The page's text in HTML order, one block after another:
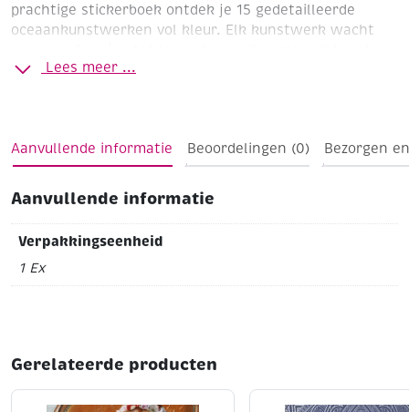
prachtige stickerboek ontdek je 15 gedetailleerde
oceaankunstwerken vol kleur. Elk kunstwerk wacht
honderden speciaal gevormde stickers. Het werkt
die houdt van knutselen, creatief ontspannen of even
een rustmoment zoekt.
Lees meer ...
Aanvullende informatie Beoordelingen (0) Bezorgen
Aanvullende informatie
Verpakkingseenheid
1 Ex
Gerelateerde producten